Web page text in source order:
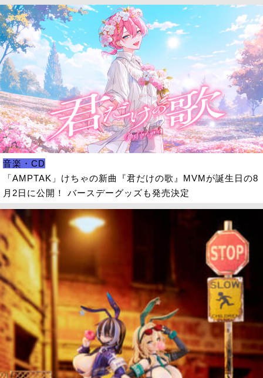
音楽・CD
「AMPTAK」けちゃの新曲『君だけの歌』MVMが誕生日の8
月2日に公開！ バースデーグッズも発売決定